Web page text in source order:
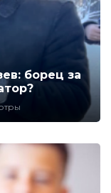
борец за